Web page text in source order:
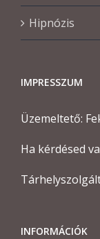
Hipnózis
IMPRESSZUM
Üzemeltető:
Ha kérdésed
INFORMÁCIÓK